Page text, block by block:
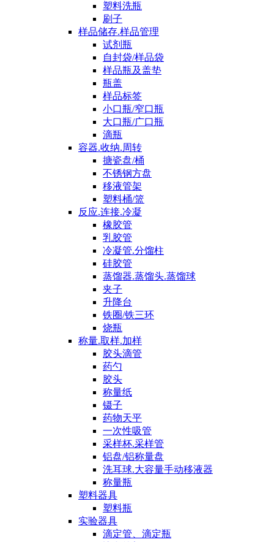
塑料洗瓶
刷子
样品储存.样品管理
试剂瓶
自封袋/样品袋
样品瓶及盖垫
瓶盖
样品标签
小口瓶/窄口瓶
大口瓶/广口瓶
滴瓶
容器.收纳.周转
搪瓷盘/桶
不锈钢方盘
移液管架
塑料桶/篮
反应.连接.冷凝
橡胶管
乳胶管
冷凝管.分馏柱
硅胶管
蒸馏器.蒸馏头.蒸馏球
夹子
升降台
铁圈/铁三环
烧瓶
称量.取样.加样
胶头滴管
药勺
胶头
称量纸
镊子
药物天平
一次性吸管
采样杯.采样管
铝盘/铝称量盘
洗耳球.大容量手动移液器
称量瓶
塑料器具
塑料瓶
实验器具
滴定管、滴定瓶